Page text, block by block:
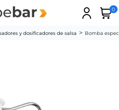
0
y dosificadores de salsa Bomba